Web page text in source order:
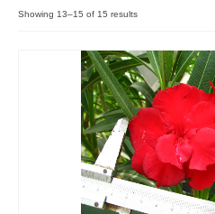
Showing 13–15 of 15 results